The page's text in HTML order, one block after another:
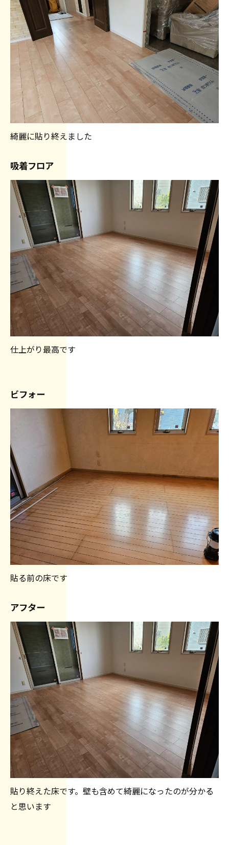
綺麗に貼り終えました
吸着フロア
仕上がり最高です
ビフォー
貼る前の床です
アフター
貼り終えた床です。壁も含めて綺麗になったのが分かる
と思います